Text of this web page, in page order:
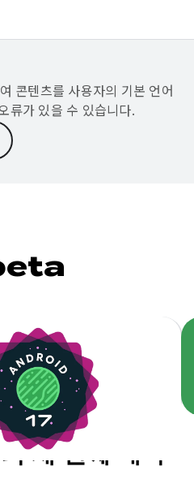
콘텐츠를 사용자의 기본 언어
류가 있을 수 있습니다.
세 번째 베타